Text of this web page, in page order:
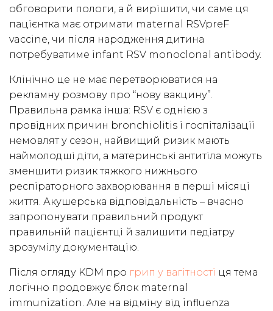
обговорити пологи, а й вирішити, чи саме ця
пацієнтка має отримати maternal RSVpreF
vaccine, чи після народження дитина
потребуватиме infant RSV monoclonal antibody.
Клінічно це не має перетворюватися на
рекламну розмову про “нову вакцину”.
Правильна рамка інша: RSV є однією з
провідних причин bronchiolitis і госпіталізації
немовлят у сезон, найвищий ризик мають
наймолодші діти, а материнські антитіла можуть
зменшити ризик тяжкого нижнього
респіраторного захворювання в перші місяці
життя. Акушерська відповідальність – вчасно
запропонувати правильний продукт
правильній пацієнтці й залишити педіатру
зрозумілу документацію.
Після огляду KDM про грип у вагітності ця тема
логічно продовжує блок maternal
immunization. Але на відміну від influenza